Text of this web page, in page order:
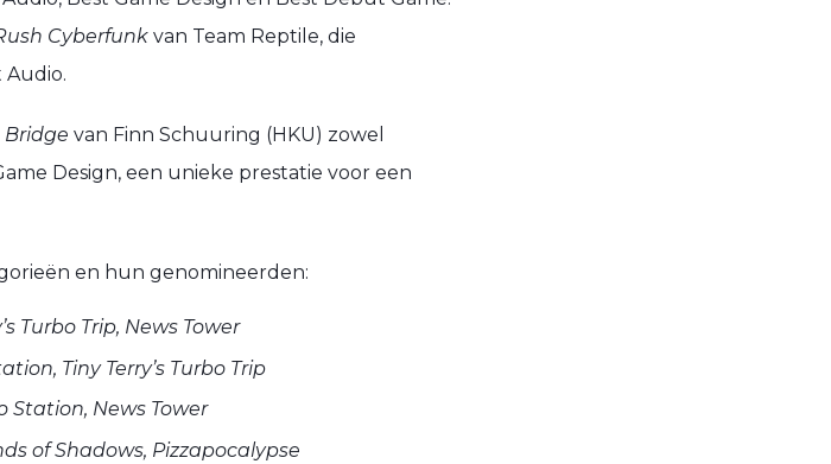
Cyberfunk van Team Reptile, die
Audio.
Bridge van Finn Schuuring (HKU) zowel
Design, een unieke prestatie voor een
en hun genomineerden:
Turbo Trip, News Tower
Tiny Terry’s Turbo Trip
Station, News Tower
of Shadows, Pizzapocalypse